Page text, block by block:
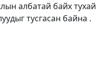
албатай байх тухай
тусгасан байна .